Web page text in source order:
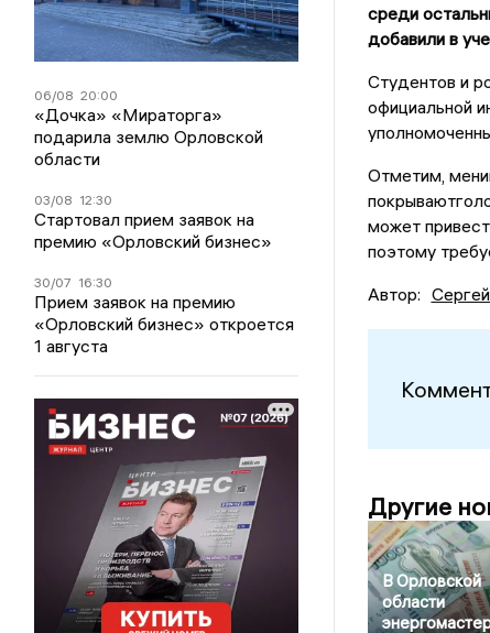
06/08 20:00
«Дочка» «Мираторга»
подарила землю Орловской
области
03/08 12:30
Стартовал прием заявок на
премию «Орловский бизнес»
30/07 16:30
Прием заявок на премию
«Орловский бизнес» откроется
1 августа
среди
добавили в
Студентов и
официальной
Отметим,
может
поэтому
Автор:
Другие
В Орловской
области